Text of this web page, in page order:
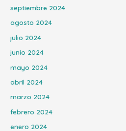
septiembre 2024
agosto 2024
julio 2024
junio 2024
mayo 2024
abril 2024
marzo 2024
febrero 2024
enero 2024